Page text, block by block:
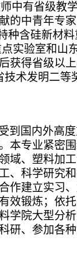
中有省级教学
的中青年专
种含硅新材
实验室和山
获得省级以
术发明二等
到国内外高
本专业紧密
域、塑料加
、科学研究
作建立实习
效锻炼；依
学院大型分
研、参加各